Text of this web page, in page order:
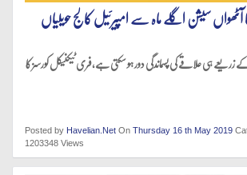
سیشن اگلے ماہ سے امپیرئیل کالج حویلیاں
زریعے ہی علاقے کی پسماندگی دور ہو سکتی ہے،فری ٹیکنیکل کورسز کا
Posted by Havelian.Net On Thursday 16 th May 2019
1203348 Views